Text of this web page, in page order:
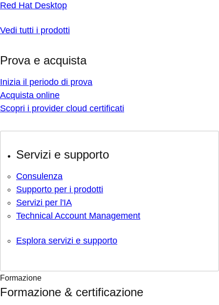
Red Hat Desktop
Vedi tutti i prodotti
Prova e acquista
Inizia il periodo di prova
Acquista online
Scopri i provider cloud certificati
Servizi e supporto
Consulenza
Supporto per i prodotti
Servizi per l'IA
Technical Account Management
Esplora servizi e supporto
Formazione
Formazione & certificazione